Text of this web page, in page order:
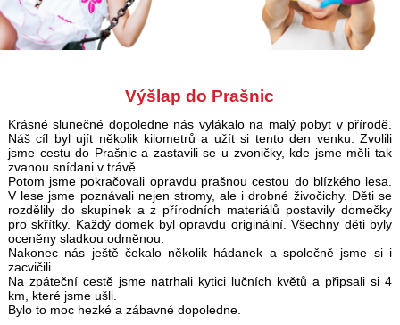
Výšlap do Prašnic
Krásné slunečné dopoledne nás vylákalo na malý pobyt v přírodě.
Náš cíl byl ujít několik kilometrů a užít si tento den venku. Zvolili
jsme cestu do Prašnic a zastavili se u zvoničky, kde jsme měli tak
zvanou snídani v trávě.
Potom jsme pokračovali opravdu prašnou cestou do blízkého lesa.
V lese jsme poznávali nejen stromy, ale i drobné živočichy. Děti se
rozdělily do skupinek a z přírodních materiálů postavily domečky
pro skřítky. Každý domek byl opravdu originální. Všechny děti byly
oceněny sladkou odměnou.
Nakonec nás ještě čekalo několik hádanek a společně jsme si i
zacvičili.
Na zpáteční cestě jsme natrhali kytici lučních květů a připsali si 4
km, které jsme ušli.
Bylo to moc hezké a zábavné dopoledne.